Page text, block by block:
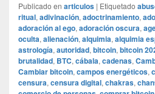
Publicado en articulos | Etiquetado
ritual, adivinación, adoctrinamiento,
adoración al ego, adoración oscura,
oculta, alienación, alquimia, alquimia
astrología, autoridad, bitcoin, bitcoin
brutalidad, BTC, cábala, cadenas,
Cambiar bitcoin, campos energéticos,
censura, censura digital, chakras,